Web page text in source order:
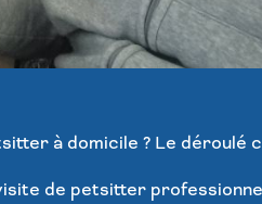
à domicile ? Le déroulé
de petsitter